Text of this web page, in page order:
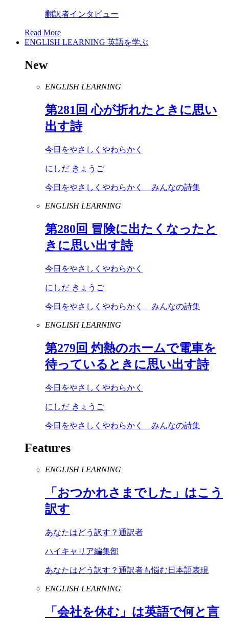
翻訳者インタビュー
Read More
ENGLISH LEARNING 英語を学ぶ
New
ENGLISH LEARNING
第281 回 心が折れたときに思い
出す詩
今日をやさしくやわらかく
にしだ きょうご
今日をやさしくやわらかく みんなの詩集
ENGLISH LEARNING
第280回 冒険に出たくなったと
きに思い出す詩
今日をやさしくやわらかく
にしだ きょうご
今日をやさしくやわらかく みんなの詩集
ENGLISH LEARNING
第279回 灼熱のホームで電車を
待っているときに思い出す詩
今日をやさしくやわらかく
にしだ きょうご
今日をやさしくやわらかく みんなの詩集
Features
ENGLISH LEARNING
「おつかれさまでした」はこう
訳す
あなたはどう訳す？通訳者
ハイキャリア編集部
あなたはどう訳す？通訳者も悩む日本語表現
ENGLISH LEARNING
「会社を休む」は英語で何と言